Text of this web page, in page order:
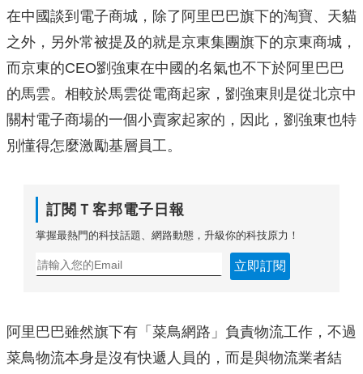
在中國談到電子商城，除了阿里巴巴旗下的淘寶、天貓
之外，另外常被提及的就是京東集團旗下的京東商城，
而京東的CEO劉強東在中國的名氣也不下於阿里巴巴
的馬雲。相較於馬雲從電商起家，劉強東則是從北京中
關村電子商場的一個小賣家起家的，因此，劉強東也特
別懂得怎麼激勵基層員工。
訂閱Ｔ客邦電子日報
掌握最熱門的科技話題、網路動態，升級你的科技原力！
立即訂閱
阿里巴巴雖然旗下有「菜鳥網路」負責物流工作，不過
菜鳥物流本身是沒有快遞人員的，而是與物流業者結